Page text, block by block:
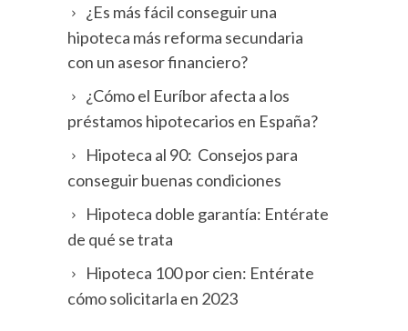
¿Es más fácil conseguir una
hipoteca más reforma secundaria
con un asesor financiero?
¿Cómo el Euríbor afecta a los
préstamos hipotecarios en España?
Hipoteca al 90: Consejos para
conseguir buenas condiciones
Hipoteca doble garantía: Entérate
de qué se trata
Hipoteca 100 por cien: Entérate
cómo solicitarla en 2023